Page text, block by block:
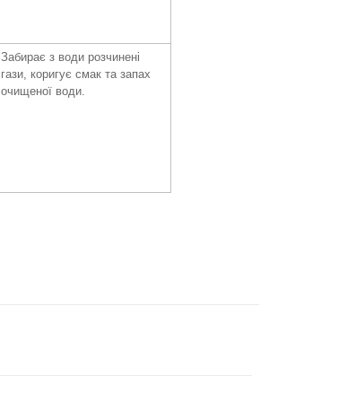
Забирає з води розчинені
гази, коригує смак та запах
очищеної води.